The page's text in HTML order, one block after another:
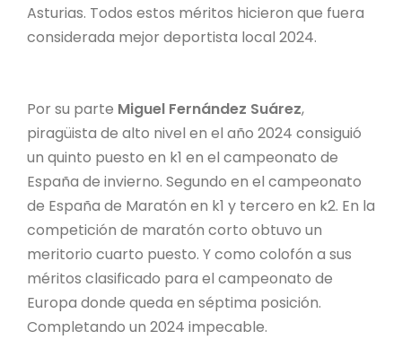
Asturias. Todos estos méritos hicieron que fuera
considerada mejor deportista local 2024.
Por su parte Miguel Fernández Suárez,
piragüista de alto nivel en el año 2024 consiguió
un quinto puesto en k1 en el campeonato de
España de invierno. Segundo en el campeonato
de España de Maratón en k1 y tercero en k2. En la
competición de maratón corto obtuvo un
meritorio cuarto puesto. Y como colofón a sus
méritos clasificado para el campeonato de
Europa donde queda en séptima posición.
Completando un 2024 impecable.